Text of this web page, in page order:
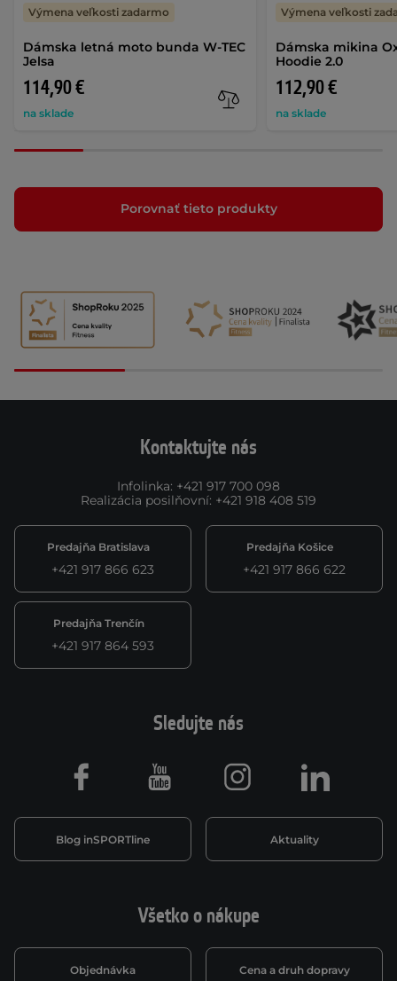
Dámska letná moto bunda W-TEC
Jelsa
114,90 €
na sklade
Výmena veľkosti zadarmo
Dámska mikina
Hoodie 2.0
112,90 €
na sklade
Výmena veľkosti
Porovnať tieto produkty
Kontaktujte nás
Infolinka: +421 917 700 098
Realizácia posilňovní: +421 918 408 519
Predajňa Bratislava
+421 917 866 623
Predajňa Košice
+421 917 866 622
Predajňa Trenčín
+421 917 864 593
Všetko o nákupe
Objednávka Cena a druh dopravy
Sledujte nás
Blog inSPORTline Aktuality
Facebook Youtube Instagram LinkedIn